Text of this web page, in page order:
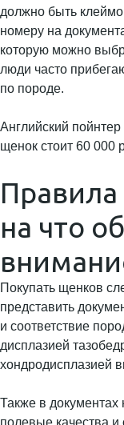
должно быть
номеру на
которую можно
люди часто
по породе.
Английский
щенок стоит 60 000
на что
Покупать щенков
представить
и соответствие
дисплазией
хондродисплазией
Также в
полевые качества и